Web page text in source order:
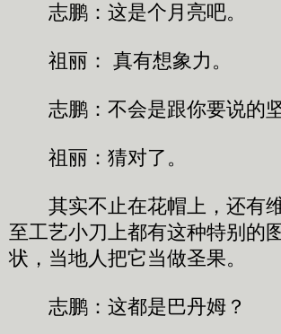
志鹏：这是个月亮吧。
祖丽： 真有想象力。
志鹏：不会是跟你要说的坚
祖丽：猜对了。
其实不止在花帽上，还有维
至工艺小刀上都有这种特别的
状，当地人把它当做圣果。
志鹏：这都是巴丹姆？